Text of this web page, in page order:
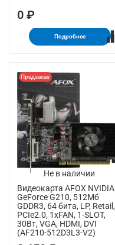
0 ₽
Подробнее
Не в наличии
Предзаказ
Видеокарта AFOX NVIDIA
GeForce G210, 512Мб
GDDR3, 64 бита, LP, Retail,
PCIe2.0, 1xFAN, 1-SLOT,
30Вт, VGA, HDMI, DVI
(AF210-512D3L3-V2)